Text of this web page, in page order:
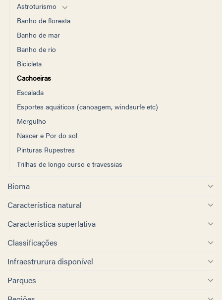
Astroturismo
Banho de floresta
Banho de mar
Banho de rio
Bicicleta
Cachoeiras
Escalada
Esportes aquáticos (canoagem, windsurfe etc)
Mergulho
Nascer e Por do sol
Pinturas Rupestres
Trilhas de longo curso e travessias
Bioma
Característica natural
Característica superlativa
Classificações
Infraestrurura disponível
Parques